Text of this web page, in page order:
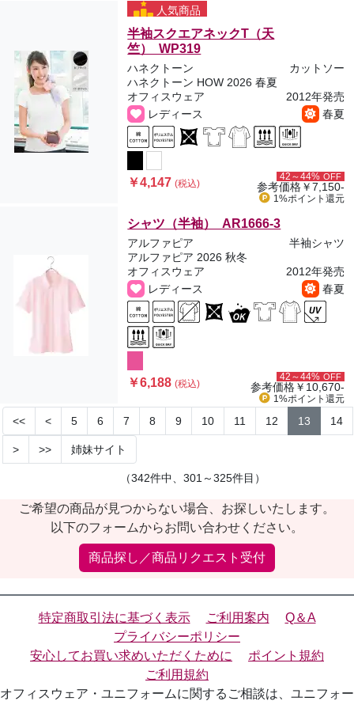
人気商品
半袖スクエアネックT（天
竺） WP319
ハネクトーン
カットソー
ハネクトーン HOW 2026 春夏
オフィスウェア
2012年発売
レディース
春夏
￥4,147(税込)
42～44% OFF
参考価格￥7,150-
1%ポイント 還元
シャツ（半袖） AR1666-3
アルファピア
半袖シャツ
アルファピア 2026 秋冬
オフィスウェア
2012年発売
レディース
春夏
￥6,188(税込)
42～44% OFF
参考価格￥10,670-
1%ポイント 還元
<< < 5 6 7 8 9 10 11 12 13 14
> >> 姉妹サイト
（342件中、301～325件目）
ご希望の商品が見つからない場合、お探しいたします。
以下のフォームからお問い合わせください。
商品探し／商品リクエスト受付
特定商取引法に基づく表示 ご利用案内
Q＆A
プライバシーポリシー
安心してお買い求めいただくために
ポイント規約
ご利用規約
オフィスウェア・ユニフォームに関するご相談は、ユニフォー